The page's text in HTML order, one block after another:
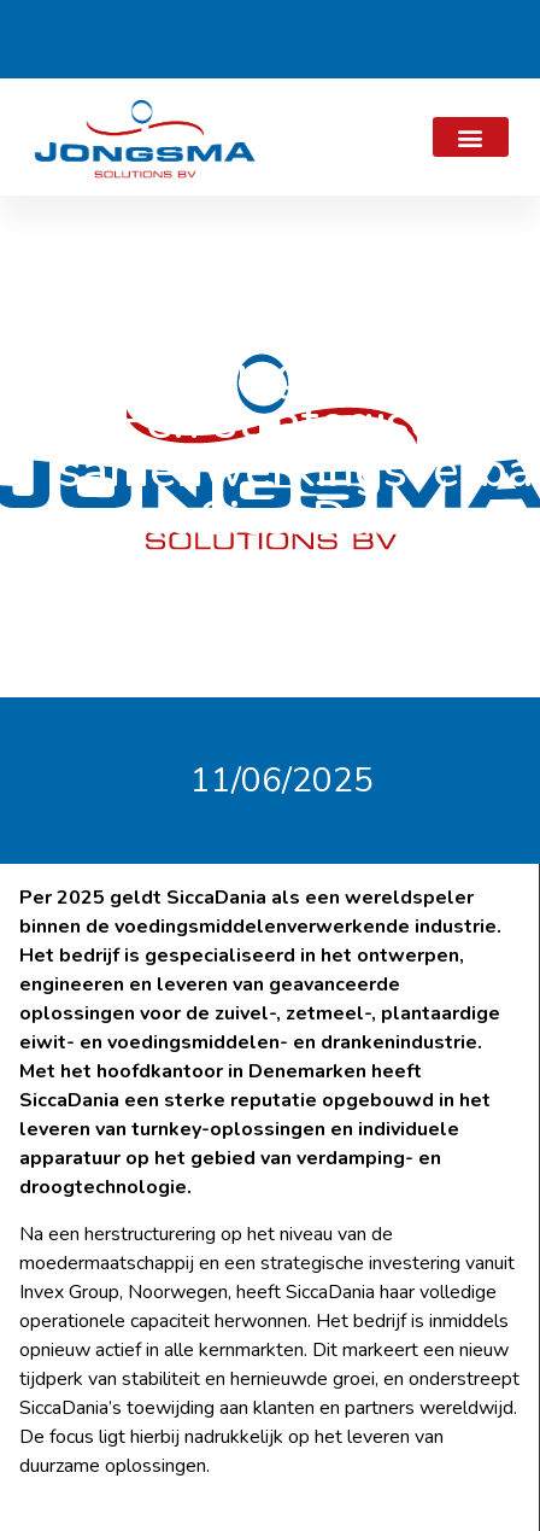
Uitbreiding Portfolio
– Een strategisch
met SiccaDania
11/06/2025
Per 2025 geldt SiccaDania als een wereldspeler
binnen de voedingsmiddelenverwerkende industrie.
Het bedrijf is gespecialiseerd in het ontwerpen,
engineeren en leveren van geavanceerde
oplossingen voor de zuivel-, zetmeel-, plantaardige
eiwit- en voedingsmiddelen- en drankenindustrie.
Met het hoofdkantoor in Denemarken heeft
SiccaDania een sterke reputatie opgebouwd in het
leveren van turnkey-oplossingen en individuele
apparatuur op het gebied van verdamping- en
droogtechnologie.
Na een herstructurering op het niveau van de
moedermaatschappij en een strategische investering vanuit
Invex Group, Noorwegen, heeft SiccaDania haar volledige
operationele capaciteit herwonnen. Het bedrijf is inmiddels
opnieuw actief in alle kernmarkten. Dit markeert een nieuw
tijdperk van stabiliteit en hernieuwde groei, en onderstreept
SiccaDania’s toewijding aan klanten en partners wereldwijd.
De focus ligt hierbij nadrukkelijk op het leveren van
duurzame oplossingen.